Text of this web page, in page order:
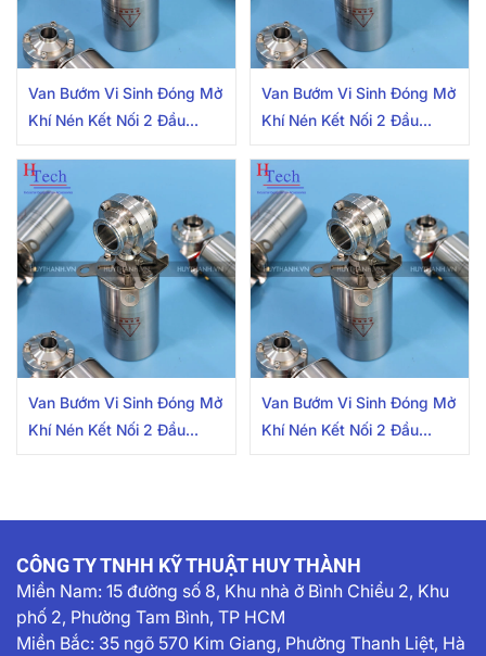
Van Bướm Vi Sinh Đóng Mở
Khí Nén Kết Nối 2 Đầu
304/316L Có Cảm Biến
Van Bướm Vi Sinh Đóng Mở
Khí Nén Kết Nối 2 Đầu
304/316L
Van Bướm Vi Sinh Đóng Mở
Khí Nén Kết Nối 2 Đầu
Van Bướm Vi Sinh Đóng Mở
Khí Nén Kết Nối 2 Đầu
CÔNG TY TNHH KỸ THUẬT HUY THÀNH
Miền Nam: 15 đường số 8, Khu nhà ở Bình Chiểu 2, Khu
phố 2, Phường Tam Bình, TP HCM
Miền Bắc: 35 ngõ 570 Kim Giang, Phường Thanh Liệt, Hà